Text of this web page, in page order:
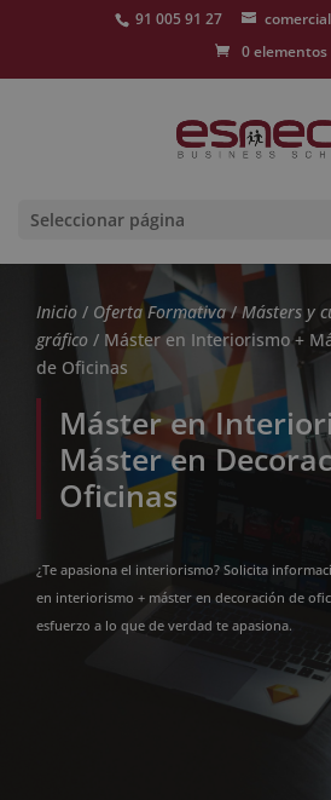
91 005 91 27
0 elementos
Seleccionar página
Inicio / Oferta Formativa/ Másters y
gráfico / Máster en Interiorismo +
de Oficinas
Máster en
Máster en
Oficinas
¿Te apasiona el interiorismo? Solicita
en interiorismo + máster en decoración de
esfuerzo a lo que de verdad te apasiona.